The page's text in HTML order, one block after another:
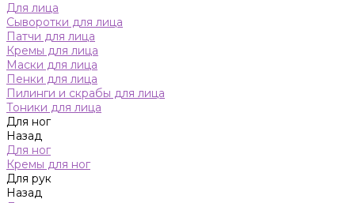
Для лица
Сыворотки для лица
Патчи для лица
Кремы для лица
Маски для лица
Пенки для лица
Пилинги и скрабы для лица
Тоники для лица
Для ног
Назад
Для ног
Кремы для ног
Для рук
Назад